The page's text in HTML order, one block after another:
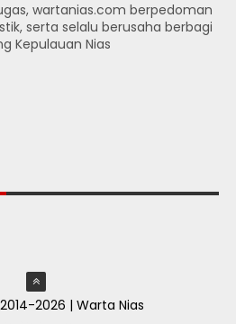
wartanias.com berpedoman
serta selalu berusaha berbagi
Kepulauan Nias
2026 | Warta Nias